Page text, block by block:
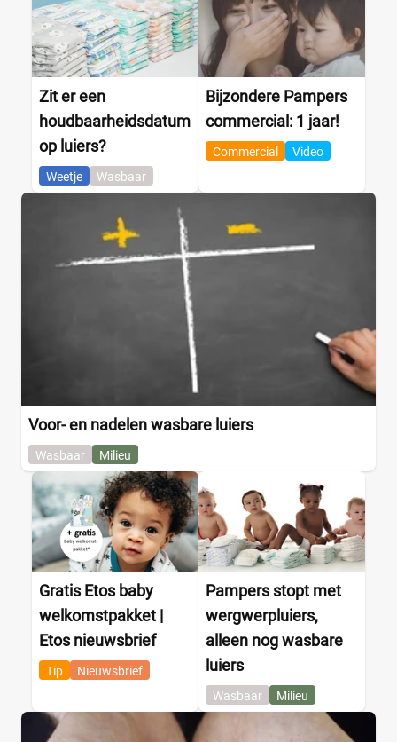
Zit er een
houdbaarheidsdatum
op luiers?
Weetje Wasbaar
Bijzondere Pampers
commercial: 1 jaar!
Commercial Video
Voor- en nadelen wasbare luiers
Wasbaar Milieu
Gratis Etos baby
welkomstpakket |
Etos nieuwsbrief
Tip Nieuwsbrief
Pampers stopt met
wergwerpluiers,
alleen nog wasbare
luiers
Wasbaar Milieu